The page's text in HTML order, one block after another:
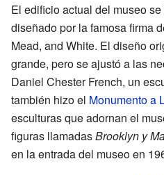
El edificio actual del museo
diseñado por la famosa firma
Mead, and White. El diseño
grande, pero se ajustó a las
Daniel Chester French, un
también hizo el Monumento a
esculturas que adornan el
figuras llamadasBrooklyn y
en la entrada del museo en